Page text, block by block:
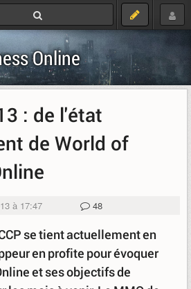
Online
: de l'état
de World of
à 17:47 48
se tient actuellement en
en profite pour évoquer
et ses objectifs de